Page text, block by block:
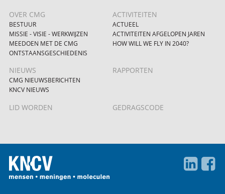
OVER CMG
BESTUUR
MISSIE - VISIE - WERKWIJZEN
MEEDOEN MET DE CMG
ONTSTAANSGESCHIEDENIS
ACTIVITEITEN
ACTUEEL
ACTIVITEITEN AFGELOPEN JAREN
HOW WILL WE FLY IN 2040?
NIEUWS
CMG NIEUWSBERICHTEN
KNCV NIEUWS
RAPPORTEN
LID WORDEN GEDRAGSCODE